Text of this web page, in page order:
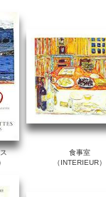
食事室
（INTERIEUR）